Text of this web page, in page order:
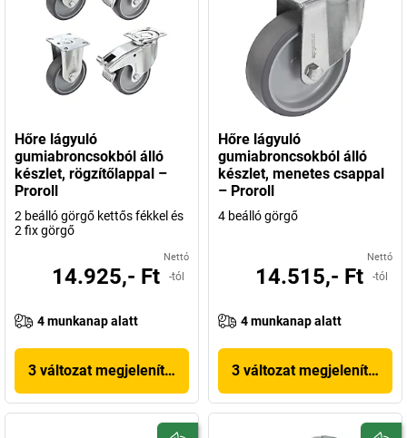
Hőre lágyuló
gumiabroncsokból álló
készlet, rögzítőlappal –
Proroll
2 beálló görgő kettős fékkel és
2 fix görgő
Nettó
14.925,- Ft -tól
4 munkanap alatt
3 változat megjelenítése
Hőre lágyuló
gumiabroncsokból álló
készlet, menetes csappal
– Proroll
4 beálló görgő
Nettó
14.515,- Ft -tól
4 munkanap alatt
3 változat megjelenítése